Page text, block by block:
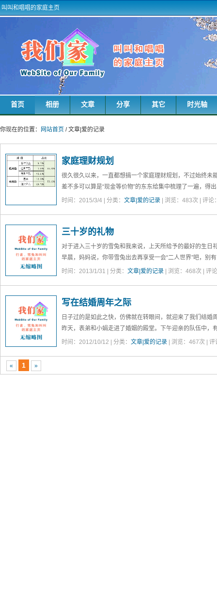
叫叫和唱唱的家庭主页
首页 相册 文章 分享 其它 时光轴
你现在的位置： 网站首页 / 文章|爱的记录
家庭理财规划
很久很久以来，一直都想搞一个家庭理财规划，不过始终未
差不多可以算是“现金等价物”的东东给集中梳理了一遍，得
了信用卡透支还款的准备，以及住房公积金贷款的还款准备
时间：2015/3/4 | 分类： 文章|爱的记录 | 浏览： 483次 | 评论
三十岁的礼物
对于进入三十岁的雪兔和我来说，上天所给予的最好的生日
早晨，妈妈说，你带雪兔出去再享受一会“二人世界”吧，别
在外面享受大餐的时候，谈论最多的话题，还是关于正在家
我们现在的生活，虽然比这个社会上看起来最“完美”的人确
说还是相对更幸福不少的。
时间：2013/1/31 | 分类： 文章|爱的记录 | 浏览： 468次 | 评
写在结婚周年之际
日子过的是如此之快，仿佛就在转眼间，就迎来了我们结婚
昨天，表弟和小娟走进了婚姻的殿堂。下午迎亲的队伍中，
马，而晚上仪式的司仪，亦是去年我们结婚时请的同一个人
昨天还是我的29岁生日。记得一年前我28岁生日的时候，
时间：2012/10/12 | 分类： 文章|爱的记录 | 浏览： 467次 | 评
« 1 »